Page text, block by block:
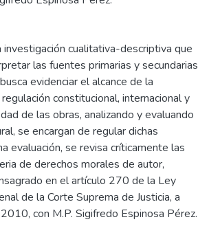
cualitativa-descriptiva que
las fuentes primarias y secundarias
evidenciar el alcance de la
constitucional, internacional y
de las obras, analizando y evaluando
se encargan de regular dichas
evaluación, se revisa críticamente las
de derechos morales de autor,
en el artículo 270 de la Ley
de la Corte Suprema de Justicia, a
con M.P. Sigifredo Espinosa Pérez.